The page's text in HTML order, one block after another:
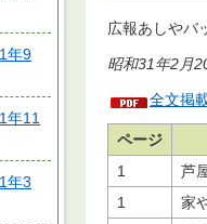
年9
年11
年3
広報あしやバ
昭和31年2月
全文掲
ページ
1
芦
1
家